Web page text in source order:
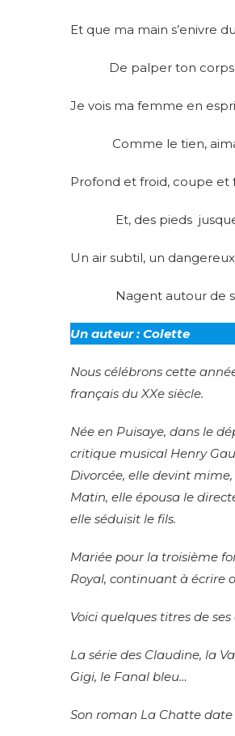
Et que ma main s’enivre
De palper ton corps
Je vois ma femme en
Comme le tien,
Profond et froid, coupe et
Et, des pieds
Un air subtil, un
Nagent autour de
Un auteur : Colette
Nous célébrons cette
français du XXe siècle.
Née en Puisaye, dans le
critique musical Henry
Divorcée, elle devint
Matin, elle épousa le
elle séduisit le fils.
Mariée pour la troisième
Royal, continuant à écrire
Voici quelques titres de
La série des Claudine, la
Gigi, le Fanal bleu…
Son roman La Chatte date